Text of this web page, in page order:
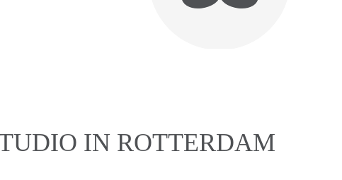
IN ROTTERDAM